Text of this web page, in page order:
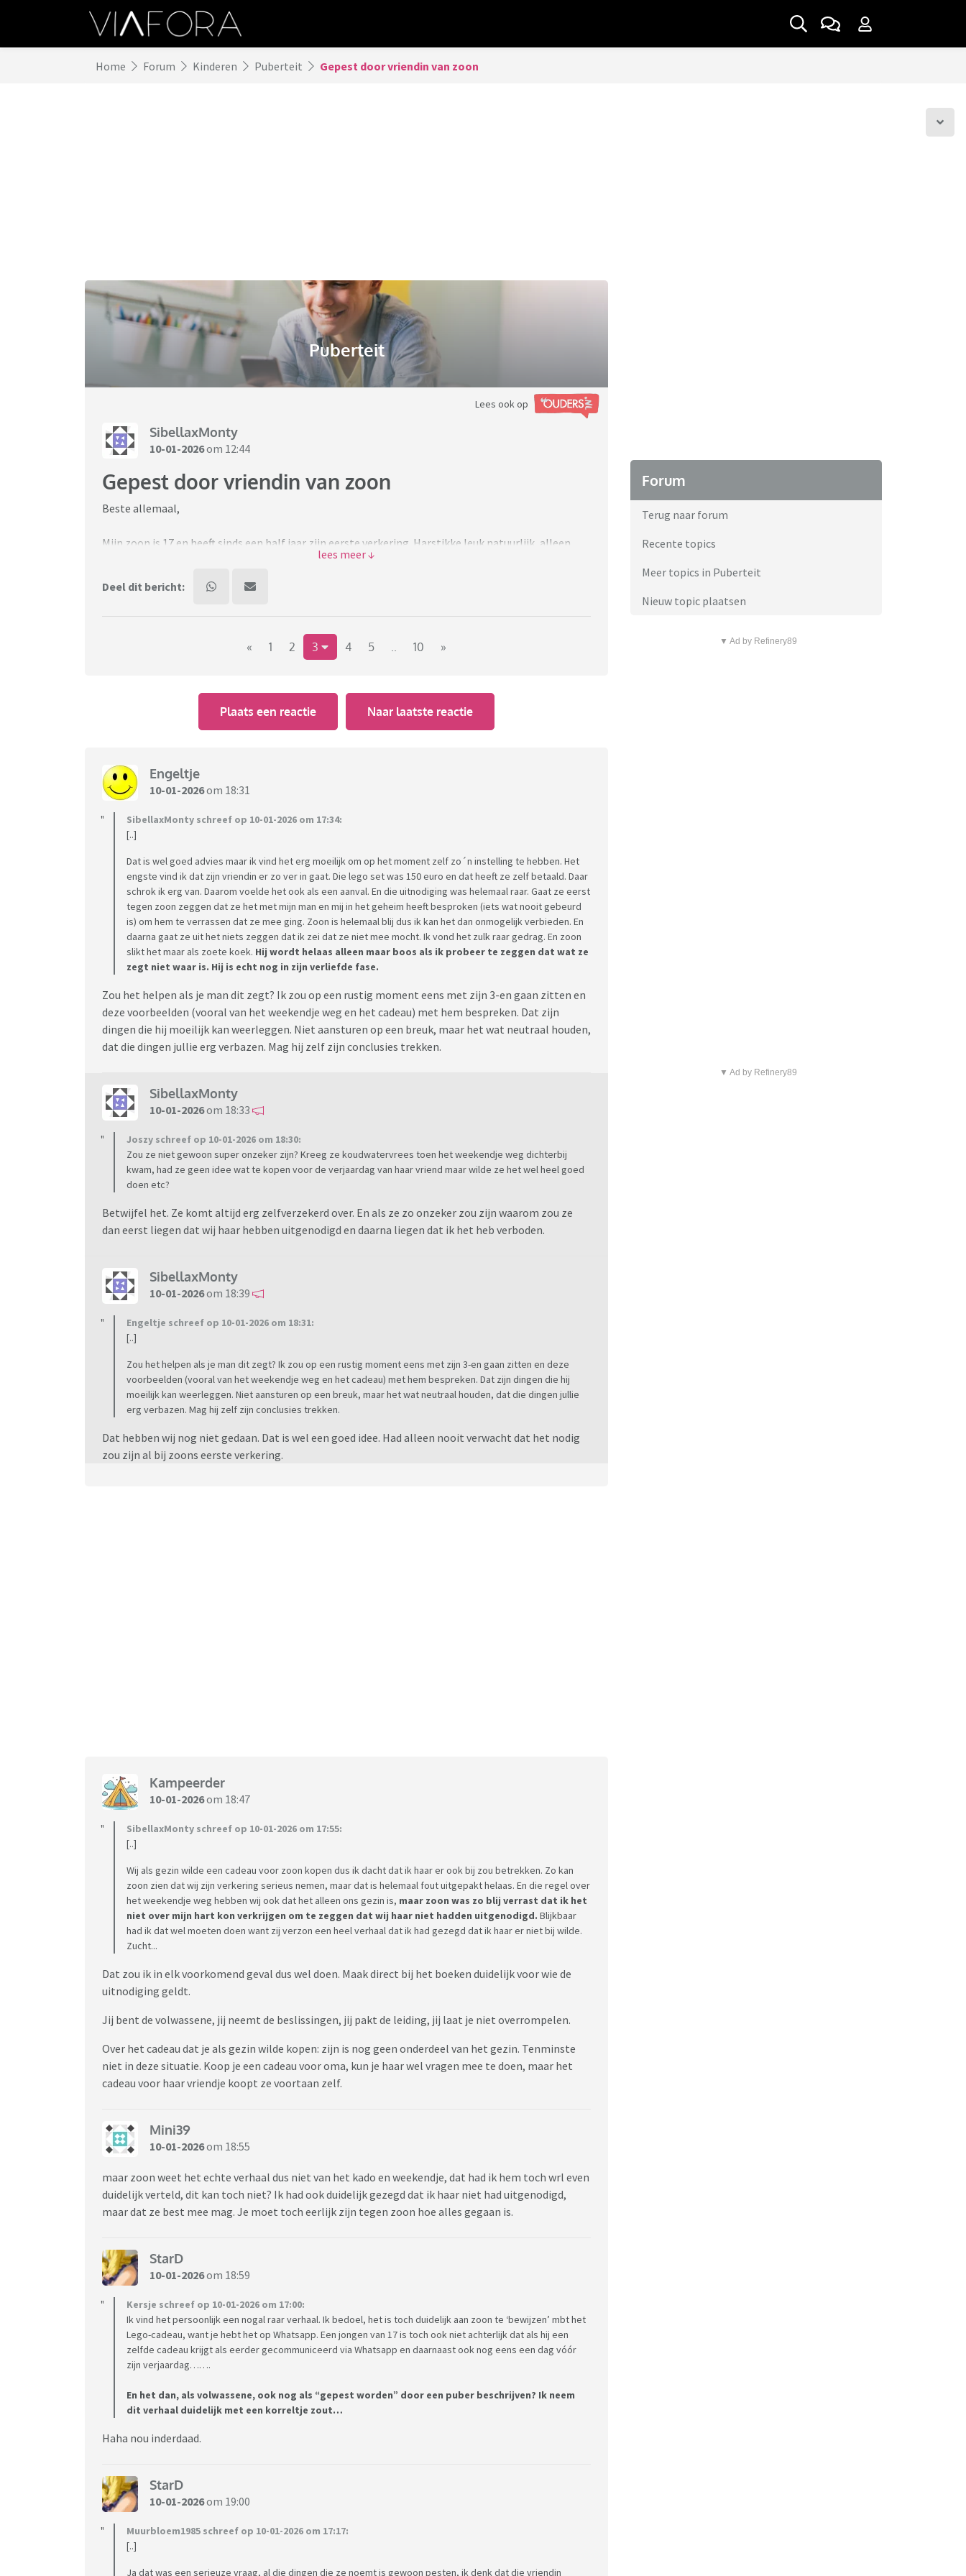
Home Forum Kinderen Puberteit Gepest door vriendin van zoon
Puberteit
Lees ook op
SibellaxMonty
10-01-2026om 12:44
Gepest door vriendin van zoon
Beste allemaal,
Mijn zoon is 17 en heeft sinds een half jaar zijn eerste verkering. Harstikke leuk natuurlijk, alleen
lijkt zij er een hobby ervan te hebben gemaakt om mij te pesten. Ik weet dat ik heel paranoïde en
toen wij haar voor het eerst zouden ontmoeten hadden wij haar uitgenodigd om bij ons avond te
gezin waaronder zoon gewoon met de pot meeaten. Het toetje was zo'n Mona toetje van de maand
en dat at ze wel op. Ze zei omdat ik het niet had gemaakt en daarom wist ze zeker dat het lekker
dat ze daarom zo deed. Ik heb mij er toen maar bij neergelegd.
- Het tweede voorbeeld was dat wij voor de verjaardag van zoon een Lego set wilde geven. Ik heb
haar toen een appje gestuurd welke wij wilde geven en of ze mee wilde doen. Dat wilde ze niet want
verjaardag precies dezelfde Legoset gegeven aan zoon. Zoon helemaal blij, maar zij wist wat wij
hem gaven, want ik had in de app de link gestuurd naar wat wij hem zouden geven. Toen moest ik
nog halsoverkop naar de winkel om iets anders te halen.
- En het ergste was dat wij als een gezin een weekendje in de kerstvakantie weggingen naar een
huisje. Dit doen wij elk jaar en dit zou waarschijnlijk het laatste jaar zijn omdat zoon bijna
volwassen is. Toen had zij tegen zoon verteld dat als verrassing wij haar hadden uitgenodigd. Dit
hadden wij niet gedaan, maar zoon was zo blij dat wij maar toestemde. Toen een dag voordat wij
vertrokken had zij tegen zoon gezegd dat ik had gezegd dat ik haar niet mee wilde hebben en
omdat ze geen ruzie wilde maken met mij bleef ze maar thuis. Zoon is heel erg boos geworden op
mij. Terwijl ik dat helemaal niet heb gezegd. Uiteindelijk is zoon niet meegegaan en is ons laatste
kerstvakantieweekend met het gezin helemaal verpest.
Hoe moet ik hiermee omgaan? Het voelt echt of zij als hobby heeft om mijn zoon tegen mij op te
zetten. Ik heb er zelfs nachtmerries van. En ik durf haar er niet op aan te spreken omdat ik bang ben
dat ze alles verdraait en ze zoon zo nog meer om haar vinger bindt.
Deel dit bericht:
« 1 2 3 4 5 .. 10 »
Plaats een reactie Naar laatste reactie
Engeltje
10-01-2026om 18:31
SibellaxMonty schreef op 10-01-2026 om 17:34:
[..]
Dat is wel goed advies maar ik vind het erg moeilijk om op het moment zelf zo´n instelling te hebben. Het
engste vind ik dat zijn vriendin er zo ver in gaat. Die lego set was 150 euro en dat heeft ze zelf betaald. Daar
schrok ik erg van. Daarom voelde het ook als een aanval. En die uitnodiging was helemaal raar. Gaat ze eerst
tegen zoon zeggen dat ze het met mijn man en mij in het geheim heeft besproken (iets wat nooit gebeurd
is) om hem te verrassen dat ze mee ging. Zoon is helemaal blij dus ik kan het dan onmogelijk verbieden. En
daarna gaat ze uit het niets zeggen dat ik zei dat ze niet mee mocht. Ik vond het zulk raar gedrag. En zoon
slikt het maar als zoete koek. Hij wordt helaas alleen maar boos als ik probeer te zeggen dat wat ze
zegt niet waar is. Hij is echt nog in zijn verliefde fase.
Zou het helpen als je man dit zegt? Ik zou op een rustig moment eens met zijn 3-en gaan zitten en
deze voorbeelden (vooral van het weekendje weg en het cadeau) met hem bespreken. Dat zijn
dingen die hij moeilijk kan weerleggen. Niet aansturen op een breuk, maar het wat neutraal houden,
dat die dingen jullie erg verbazen. Mag hij zelf zijn conclusies trekken.
SibellaxMonty
10-01-2026om 18:33
Joszy schreef op 10-01-2026 om 18:30:
Zou ze niet gewoon super onzeker zijn? Kreeg ze koudwatervrees toen het weekendje weg dichterbij
kwam, had ze geen idee wat te kopen voor de verjaardag van haar vriend maar wilde ze het wel heel goed
doen etc?
Betwijfel het. Ze komt altijd erg zelfverzekerd over. En als ze zo onzeker zou zijn waarom zou ze
dan eerst liegen dat wij haar hebben uitgenodigd en daarna liegen dat ik het heb verboden.
SibellaxMonty
10-01-2026om 18:39
Engeltje schreef op 10-01-2026 om 18:31:
[..]
Zou het helpen als je man dit zegt? Ik zou op een rustig moment eens met zijn 3-en gaan zitten en deze
voorbeelden (vooral van het weekendje weg en het cadeau) met hem bespreken. Dat zijn dingen die hij
moeilijk kan weerleggen. Niet aansturen op een breuk, maar het wat neutraal houden, dat die dingen jullie
erg verbazen. Mag hij zelf zijn conclusies trekken.
Dat hebben wij nog niet gedaan. Dat is wel een goed idee. Had alleen nooit verwacht dat het nodig
zou zijn al bij zoons eerste verkering.
Kampeerder
10-01-2026om 18:47
SibellaxMonty schreef op 10-01-2026 om 17:55:
[..]
Wij als gezin wilde een cadeau voor zoon kopen dus ik dacht dat ik haar er ook bij zou betrekken. Zo kan
zoon zien dat wij zijn verkering serieus nemen, maar dat is helemaal fout uitgepakt helaas. En die regel over
het weekendje weg hebben wij ook dat het alleen ons gezin is, maar zoon was zo blij verrast dat ik het
niet over mijn hart kon verkrijgen om te zeggen dat wij haar niet hadden uitgenodigd. Blijkbaar
had ik dat wel moeten doen want zij verzon een heel verhaal dat ik had gezegd dat ik haar er niet bij wilde.
Zucht...
Dat zou ik in elk voorkomend geval dus wel doen. Maak direct bij het boeken duidelijk voor wie de
uitnodiging geldt.
Jij bent de volwassene, jij neemt de beslissingen, jij pakt de leiding, jij laat je niet overrompelen.
Over het cadeau dat je als gezin wilde kopen: zijn is nog geen onderdeel van het gezin. Tenminste
niet in deze situatie. Koop je een cadeau voor oma, kun je haar wel vragen mee te doen, maar het
cadeau voor haar vriendje koopt ze voortaan zelf.
Mini39
10-01-2026om 18:55
maar zoon weet het echte verhaal dus niet van het kado en weekendje, dat had ik hem toch wrl even
duidelijk verteld, dit kan toch niet? Ik had ook duidelijk gezegd dat ik haar niet had uitgenodigd,
maar dat ze best mee mag. Je moet toch eerlijk zijn tegen zoon hoe alles gegaan is.
StarD
10-01-2026om 18:59
Kersje schreef op 10-01-2026 om 17:00:
Ik vind het persoonlijk een nogal raar verhaal. Ik bedoel, het is toch duidelijk aan zoon te ‘bewijzen’ mbt het
Lego-cadeau, want je hebt het op Whatsapp. Een jongen van 17 is toch ook niet achterlijk dat als hij een
zelfde cadeau krijgt als eerder gecommuniceerd via Whatsapp en daarnaast ook nog eens een dag vóór
zijn verjaardag…….
En het dan, als volwassene, ook nog als “gepest worden” door een puber beschrijven? Ik neem
dit verhaal duidelijk met een korreltje zout…
Haha nou inderdaad.
StarD
10-01-2026om 19:00
Muurbloem1985 schreef op 10-01-2026 om 17:17:
[..]
Ja dat was een serieuze vraag, al die dingen die ze noemt is gewoon pesten, ik denk dat die vriendin
Forum
Terug naar forum
Recente topics
Meer topics in Puberteit
Nieuw topic plaatsen
▼ Ad by Refinery89
▼ Ad by Refinery89